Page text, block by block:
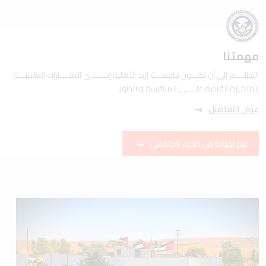
مهمتنا
التطلــــع إلى أن تكـــون جامعـــة إربد الأهلية إحــــدى المنــــارات العلميـــة
المتميزة القادرة علــــى المنافسة والتطور.
عرض التفاصيل
قم بجولة في الحرم الجامعي